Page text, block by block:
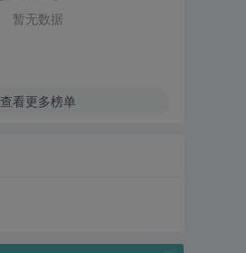
暂无数据
查看更多榜单